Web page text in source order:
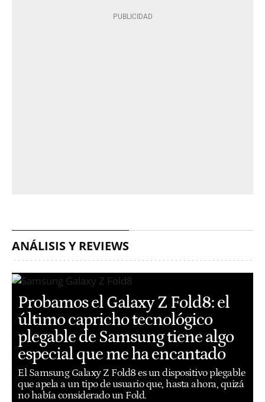
ANÁLISIS Y REVIEWS
Probamos el Galaxy Z Fold8: el
último capricho tecnológico
plegable de Samsung tiene algo
especial que me ha encantado
El Samsung Galaxy Z Fold8 es un dispositivo plegable
que apela a un tipo de usuario que, hasta ahora, quizá
no había considerado un Fold.